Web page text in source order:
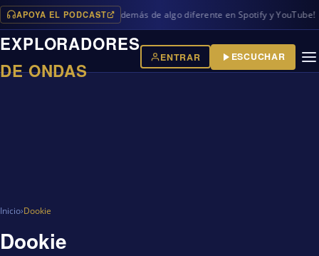
APOYA EL PODCAST
programas en iVoox, además de algo diferente en Spotify y YouTube!
EXPLORADORES
DE ONDAS
ENTRAR ESCUCHAR
Inicio›Dookie
Dookie